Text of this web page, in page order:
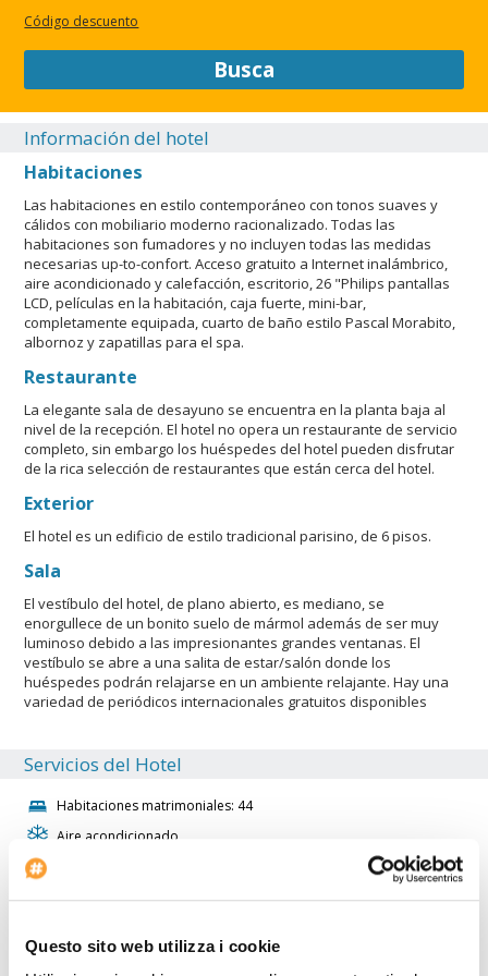
Questo sito web utilizza i cookie
Código descuento
Busca
Información del hotel
Habitaciones
Las habitaciones en estilo contemporáneo con tonos suaves y
cálidos con mobiliario moderno racionalizado. Todas las
habitaciones son fumadores y no incluyen todas las medidas
necesarias up-to-confort. Acceso gratuito a Internet inalámbrico,
aire acondicionado y calefacción, escritorio, 26 "Philips pantallas
LCD, películas en la habitación, caja fuerte, mini-bar,
completamente equipada, cuarto de baño estilo Pascal Morabito,
albornoz y zapatillas para el spa.
Restaurante
La elegante sala de desayuno se encuentra en la planta baja al
nivel de la recepción. El hotel no opera un restaurante de servicio
completo, sin embargo los huéspedes del hotel pueden disfrutar
de la rica selección de restaurantes que están cerca del hotel.
Exterior
El hotel es un edificio de estilo tradicional parisino, de 6 pisos.
Sala
El vestíbulo del hotel, de plano abierto, es mediano, se
enorgullece de un bonito suelo de mármol además de ser muy
luminoso debido a las impresionantes grandes ventanas. El
vestíbulo se abre a una salita de estar/salón donde los
huéspedes podrán relajarse en un ambiente relajante. Hay una
variedad de periódicos internacionales gratuitos disponibles
Servicios del Hotel
Habitaciones matrimoniales: 44
Aire acondicionado
Dimensiones del ingreso: MD
Piscina cubierta